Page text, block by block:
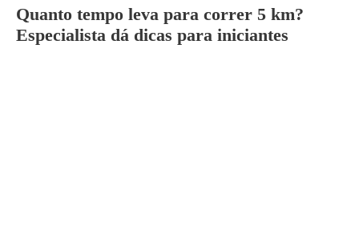
Quanto tempo leva para correr 5 km?
Especialista dá dicas para iniciantes